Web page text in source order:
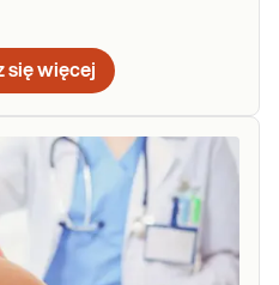
się więcej